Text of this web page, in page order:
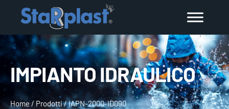
IMPIANTO IDRAULICO
Home/ Prodotti/IAPN-2000-ID090